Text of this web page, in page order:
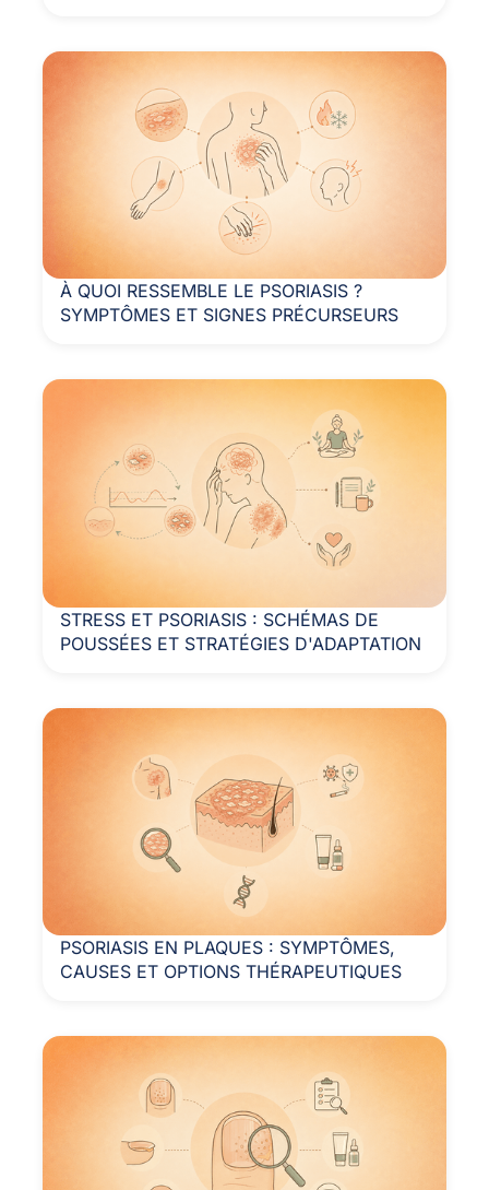
À QUOI RESSEMBLE LE PSORIASIS ?
SYMPTÔMES ET SIGNES PRÉCURSEURS
STRESS ET PSORIASIS : SCHÉMAS DE
POUSSÉES ET STRATÉGIES D'ADAPTATION
PSORIASIS EN PLAQUES : SYMPTÔMES,
CAUSES ET OPTIONS THÉRAPEUTIQUES